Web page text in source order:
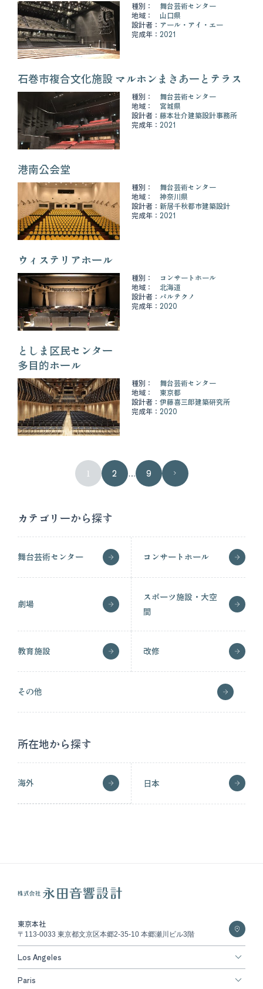
種別：
舞台芸術センター
地域：
山口県
設計者： アール・アイ・エー
完成年： 2021
石巻市複合文化施設 マルホンまきあーとテラス
種別：
舞台芸術センター
地域：
宮城県
設計者： 藤本壮介建築設計事務所
完成年： 2021
港南公会堂
種別：
舞台芸術センター
地域：
神奈川県
設計者： 新居千秋都市建築設計
完成年： 2021
ウィステリアホール
種別：
コンサートホール
地域：
北海道
設計者： パルテクノ
完成年： 2020
としま区民センター
多目的ホール
種別：
舞台芸術センター
地域：
東京都
設計者： 伊藤喜三郎建築研究所
完成年： 2020
1 2 … 9
カテゴリーから探す
舞台芸術センター コンサートホール
劇場
スポーツ施設・大空
間
教育施設 改修
その他
所在地から探す
海外 日本
東京本社
〒113-0033 東京都文京区本郷2-35-10 本郷瀬川ビル3階
Los Angeles
Paris